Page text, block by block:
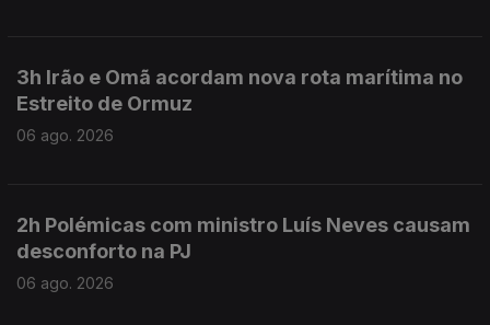
3h Irão e Omã acordam nova rota marítima no
Estreito de Ormuz
06 ago. 2026
2h Polémicas com ministro Luís Neves causam
desconforto na PJ
06 ago. 2026